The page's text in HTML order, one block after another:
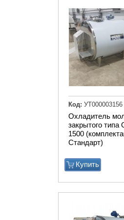
Охладитель
закрытого
1500
Стандарт)
Купить
Код: УТ000003156